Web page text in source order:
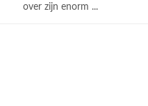
over zijn enorm ...